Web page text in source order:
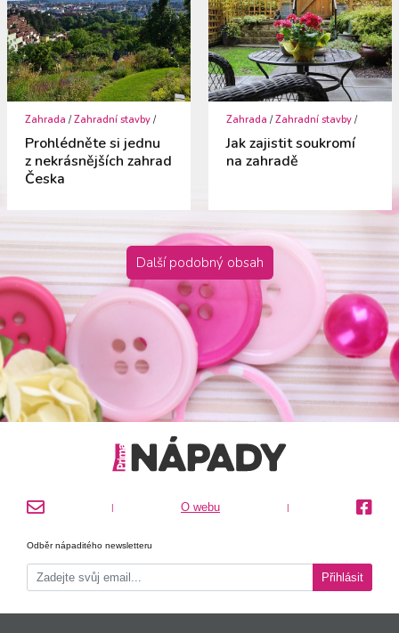
Zahrada /Zahradní stavby /
Prohlédněte si jednu
z nekrásnějších zahrad
Česka
Zahrada /Zahradní stavby /
Jak zajistit soukromí
na zahradě
Další podobný obsah
O webu
Odběr nápaditého newsletteru
Přihlásit